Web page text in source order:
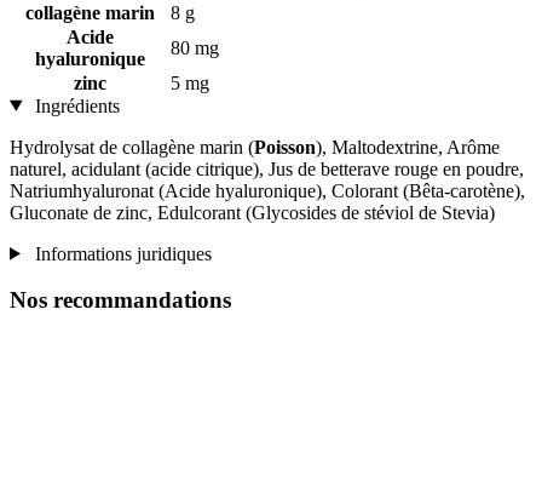
collagène marin
8 g
Acide
hyaluronique
80 mg
zinc
5 mg
Ingrédients
Hydrolysat de collagène marin (Poisson), Maltodextrine, Arôme
naturel, acidulant (acide citrique), Jus de betterave rouge en poudre,
Natriumhyaluronat (Acide hyaluronique), Colorant (Bêta-carotène),
Gluconate de zinc, Edulcorant (Glycosides de stéviol de Stevia)
Informations juridiques
Nos recommandations